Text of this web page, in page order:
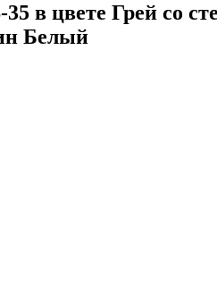
в цвете Грей со
Белый